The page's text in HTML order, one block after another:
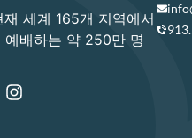
세계 165개 지역에서
배하는 약 250만 명